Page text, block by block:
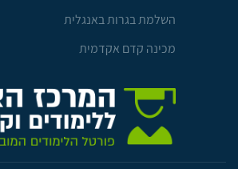
השלמת בגרות באנגלית
מכינה קדם אקדמית